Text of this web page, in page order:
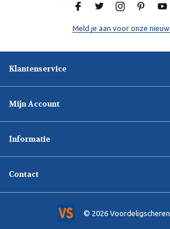
Meld je aan voor onze
Klantenservice
Mijn Account
Informatie
Contact
© 2026 Voordeligscheren